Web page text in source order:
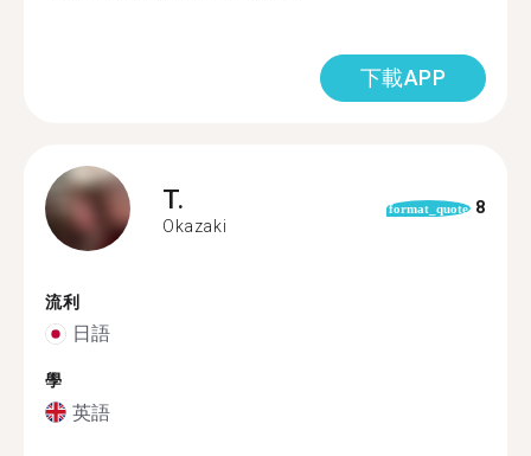
下載APP
T.
Okazaki
format_quote 8
流利
日語
學
英語